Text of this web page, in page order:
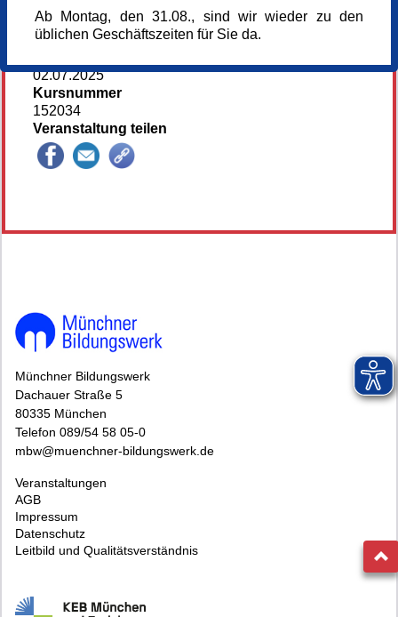
Gloria Gans
Künstlerin
02.07.2025
Kursnummer
152034
Veranstaltung teilen
Münchner Bildungswerk
Dachauer Straße 5
80335 München
Telefon 089/54 58 05-0
mbw@muenchner-bildungswerk.de
Veranstaltungen
AGB
Impressum
Datenschutz
Leitbild und Qualitätsverständnis
Ab Montag, den 31.08., sind wir wieder zu den
üblichen Geschäftszeiten für Sie da.